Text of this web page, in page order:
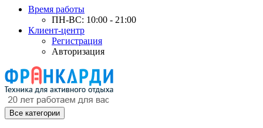
Время работы
ПН-ВС: 10:00 - 21:00
Клиент-центр
Регистрация
Авторизация
Все категории